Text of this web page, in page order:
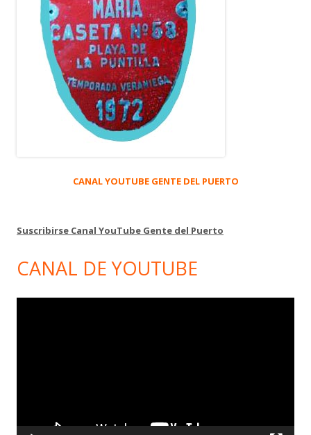
CANAL YOUTUBE GENTE DEL PUERTO
Suscribirse Canal YouTube Gente del Puerto
CANAL DE YOUTUBE